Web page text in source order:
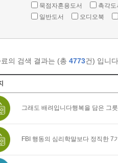
묵점자혼용도서
촉각도
일반도서
오디오북
의 검색 결과는 (총 4773건) 입니다.
그래도 배려입니다행복을 담은 그릇
FBI 행동의 심리학말보다 정직한 7